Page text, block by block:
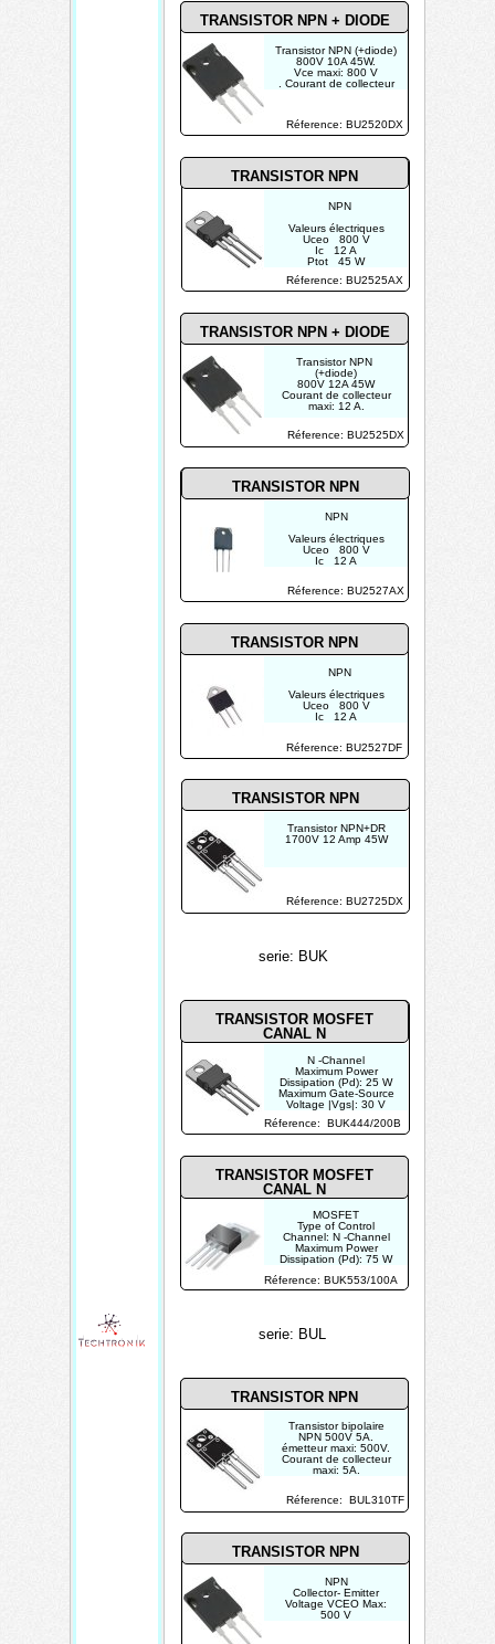
Réference: BU2520DX
Réference: BU2527AX
Réference: BU2525DX
Réference: BU2527DF
Réference: BUK553/100A
TRANSISTOR NPN + DIODE
TRANSISTOR NPN + DIODE
TRANSISTOR NPN
TRANSISTOR NPN
TRANSISTOR MOSFET
CANAL N
Transistor NPN (+diode)
800V 10A 45W.
Vce maxi: 800 V
. Courant de collecteur
Transistor NPN
(+diode)
800V 12A 45W
Courant de collecteur
maxi: 12 A.
NPN
Valeurs électriques
Uceo 800 V
Ic 12 A
NPN
Valeurs électriques
Uceo 800 V
Ic 12 A
MOSFET
Type of Control
Channel: N -Channel
Maximum Power
Dissipation (Pd): 75 W
|Id|: 6.5 A
TRANSISTOR MOSFET
CANAL N
TRANSISTOR NPN
TRANSISTOR NPN
N -Channel
Maximum Power
Dissipation (Pd): 25 W
Maximum Gate-Source
Voltage |Vgs|: 30 V
Threshold Voltage
|Vgs(th)|: 4 V
|Id|: 4.7 A
Transistor bipolaire
NPN 500V 5A.
émetteur maxi: 500V.
Courant de collecteur
maxi: 5A.
NPN
Collector- Emitter
Voltage VCEO Max:
500 V
Réference: BUK444/200B
Réference: BUL310TF
serie: BUK
TRANSISTOR NPN
TRANSISTOR NPN
Réference: BU2525AX
Réference: BU2725DX
NPN
Valeurs électriques
Uceo 800 V
Ic 12 A
Ptot 45 W
Transistor NPN+DR
1700V 12 Amp 45W
serie: BUL